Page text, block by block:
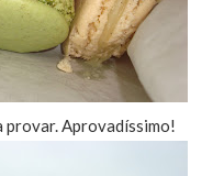
provar. Aprovadíssimo!